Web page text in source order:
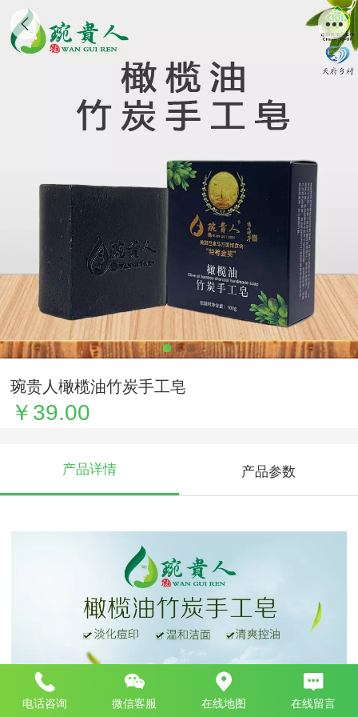
琬贵人橄榄油竹炭手工皂
￥39.00
产品详情 产品参数
电话咨询 微信客服 在线地图 在线留言